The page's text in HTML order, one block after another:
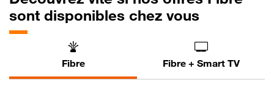
sont disponibles chez vous
Fibre Fibre + Smart TV